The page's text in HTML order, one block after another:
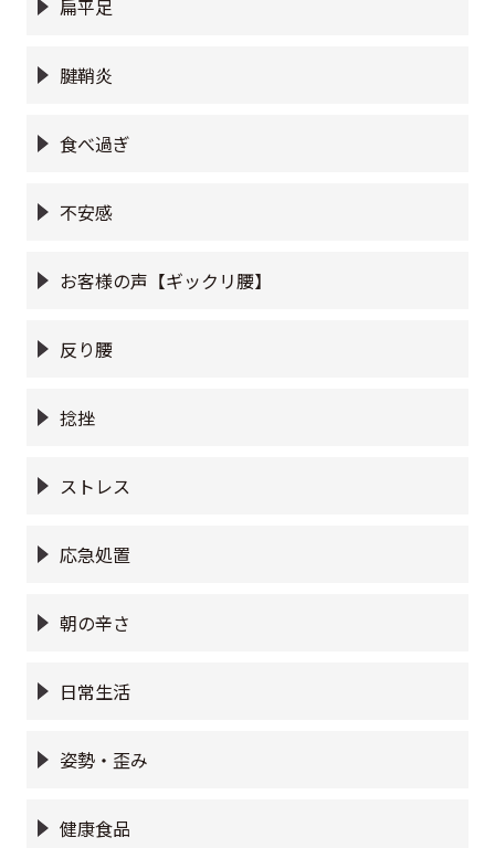
扁平足
腱鞘炎
食べ過ぎ
不安感
お客様の声【ギックリ腰】
反り腰
捻挫
ストレス
応急処置
朝の辛さ
日常生活
姿勢・歪み
健康食品